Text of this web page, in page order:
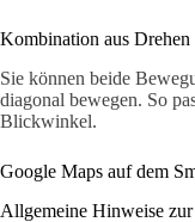
Kombination aus
Sie können beide
diagonal bewegen. So
Blickwinkel.
Google Maps auf dem
Allgemeine Hinweise